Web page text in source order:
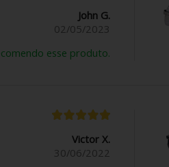
John G.
02/05/2023
esse produto.
Victor X.
30/06/2022